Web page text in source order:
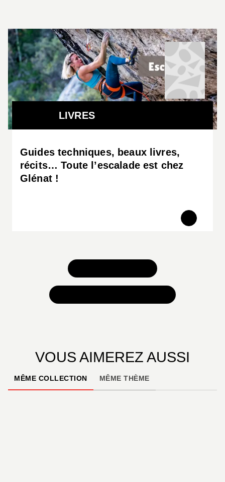
LIVRES
Guides techniques, beaux livres,
récits… Toute l’escalade est chez
Glénat !
VOUS AIMEREZ AUSSI
MÊME COLLECTION MÊME THÈME